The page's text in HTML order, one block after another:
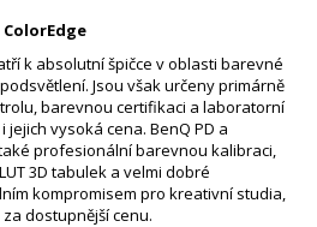
ColorEdge
k absolutní špičce v oblasti barevné
Jsou však určeny primárně
barevnou certifikaci a laboratorní
vysoká cena. BenQ PD a
profesionální barevnou kalibraci,
3D tabulek a velmi dobré
kompromisem pro kreativní studia,
dostupnější cenu.